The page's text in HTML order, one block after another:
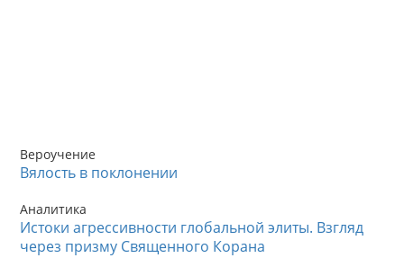
Вероучение
Вялость в поклонении
Аналитика
Истоки агрессивности глобальной элиты. Взгляд
через призму Священного Корана